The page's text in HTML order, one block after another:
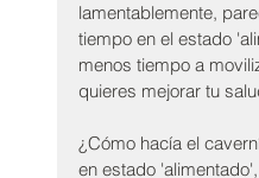
lamentablemente,
tiempo en el estado
menos tiempo a
quieres mejorar tu
¿Cómo hacía el
en estado